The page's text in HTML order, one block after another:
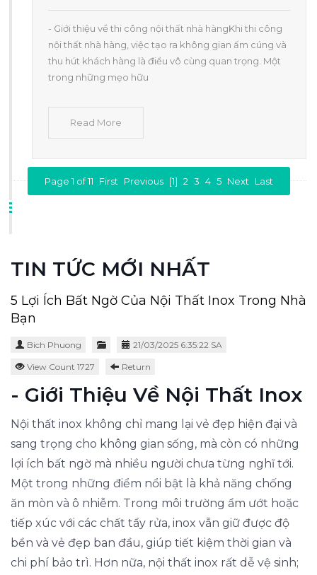
- Giới thiệu về thi công nội thất nhà hàngKhi thi công
nội thất nhà hàng, việc tạo ra không gian ấm cúng và
thu hút khách hàng là điều vô cùng quan trọng. Một
trong những mẹo hữu
Read More
Page 1 of 11 First Previous [1] 2 3 4 5 Next Last
TIN TỨC MỚI NHẤT
5 Lợi Ích Bất Ngờ Của Nội Thất Inox Trong Nhà
Bạn
Bich Phuong 21/03/2025 6:35:22 SA
View Count 1727 Return
- Giới Thiệu Về Nội Thất Inox
Nội thất inox không chỉ mang lại vẻ đẹp hiện đại và
sang trọng cho không gian sống, mà còn có những
lợi ích bất ngờ mà nhiều người chưa từng nghĩ tới.
Một trong những điểm nổi bật là khả năng chống
ăn mòn và ô nhiễm. Trong môi trường ẩm ướt hoặc
tiếp xúc với các chất tẩy rửa, inox vẫn giữ được độ
bền và vẻ đẹp ban đầu, giúp tiết kiệm thời gian và
chi phí bảo trì. Hơn nữa, nội thất inox rất dễ vệ sinh;